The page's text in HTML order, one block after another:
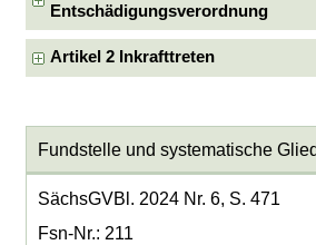
Entschädigungsverordnung
Artikel 2 Inkrafttreten
Fundstelle und systematische
SächsGVBl. 2024 Nr. 6, S. 471
Fsn-Nr.: 211